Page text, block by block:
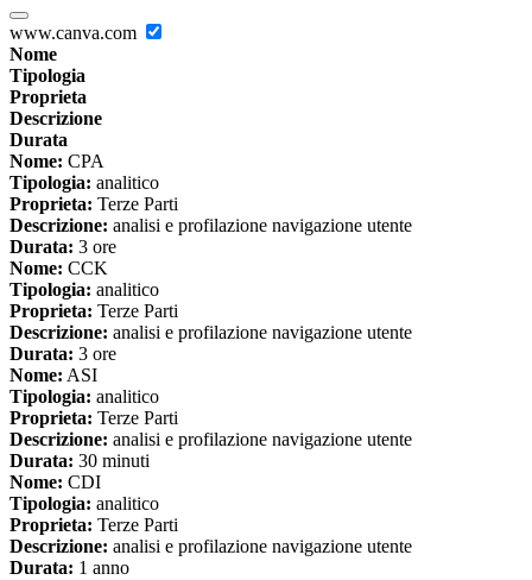
www.canva.com
Nome
Tipologia
Proprieta
Descrizione
Durata
Nome: CPA
Tipologia: analitico
Proprieta: Terze Parti
Descrizione: analisi e profilazione navigazione utente
Durata: 3 ore
Nome: CCK
Tipologia: analitico
Proprieta: Terze Parti
Descrizione: analisi e profilazione navigazione utente
Durata: 3 ore
Nome: ASI
Tipologia: analitico
Proprieta: Terze Parti
Descrizione: analisi e profilazione navigazione utente
Durata: 30 minuti
Nome: CDI
Tipologia: analitico
Proprieta: Terze Parti
Descrizione: analisi e profilazione navigazione utente
Durata: 1 anno